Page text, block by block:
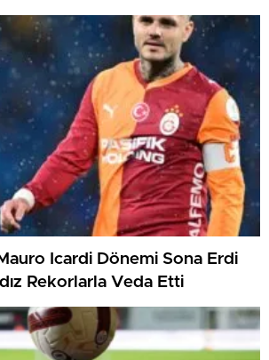
İstedi.
Icardi Dönemi Sona Erdi
Rekorlarla Veda Etti